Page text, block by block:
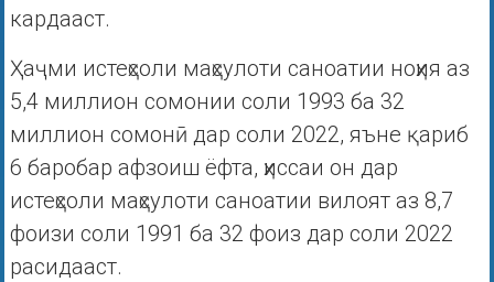
кардааст.
Ҳаҷми истеҳсоли маҳсулоти саноатии ноҳия аз
5,4 миллион сомонии соли 1993 ба 32
миллион сомонӣ дар соли 2022, яъне қариб
6 баробар афзоиш ёфта, ҳиссаи он дар
истеҳсоли маҳсулоти саноатии вилоят аз 8,7
фоизи соли 1991 ба 32 фоиз дар соли 2022
расидааст.